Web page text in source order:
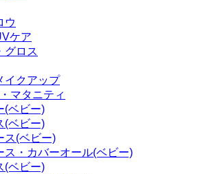
ウ
ケア
グロス
イクアップ
マタニティ
(ベビー)
(ベビー)
ス(ベビー)
ス・カバーオール(ベビー)
(ベビー)